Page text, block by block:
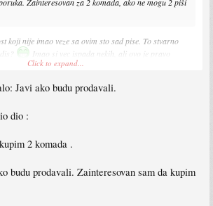
koji nije imao veze sa ovim sto sad pise. To stvarno
Imao si vec ispada nekih, ali ovo je pravo
Click to expand...
Javi ako budu prodavali.
dio :
2 komada .
budu prodavali. Zainteresovan sam da kupim